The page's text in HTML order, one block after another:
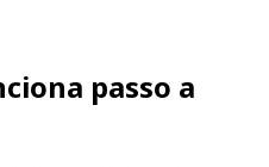
passo a